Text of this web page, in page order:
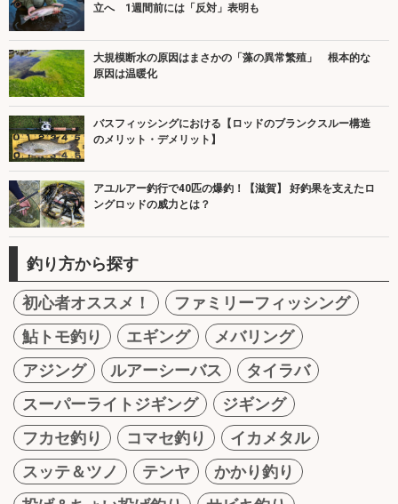
立へ 1週間前には「反対」表明も
大規模断水の原因はまさかの「藻の異常繁殖」 根本的な
原因は温暖化
バスフィッシングにおける【ロッドのブランクスルー構造
のメリット・デメリット】
アユルアー釣行で40匹の爆釣！【滋賀】 好釣果を支えたロ
ングロッドの威力とは？
釣り方から探す
初心者オススメ！
ファミリーフィッシング
鮎トモ釣り
エギング
メバリング
アジング
ルアーシーバス
タイラバ
スーパーライトジギング
ジギング
フカセ釣り
コマセ釣り
イカメタル
スッテ＆ツノ
テンヤ
かかり釣り